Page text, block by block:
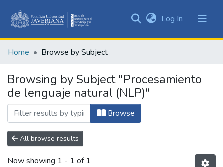
&
All of DSpace
Log In (current)
Home Browse by Subject
Browsing by Subject "Procesamiento
de lenguaje natural (NLP)"
Browse
All browse results
Now showing 1 - 1 of 1